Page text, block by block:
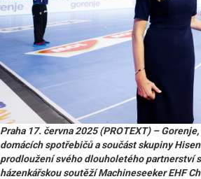
Praha 17. června 2025 (PROTEXT) –
domácích spotřebičů a součást skupiny
prodloužení svého dlouholetého partnerství
házenkářskou soutěží Machineseeker EHF